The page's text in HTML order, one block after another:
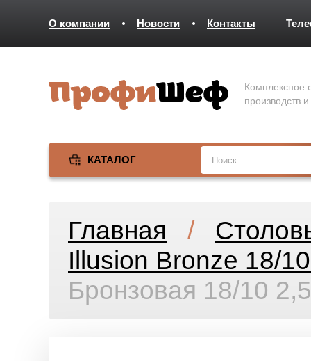
О компании Новости Контакты
Комплексное
производств
КАТАЛОГ
Главная /
Illusion Bronze 18/
Бронзовая 18/10